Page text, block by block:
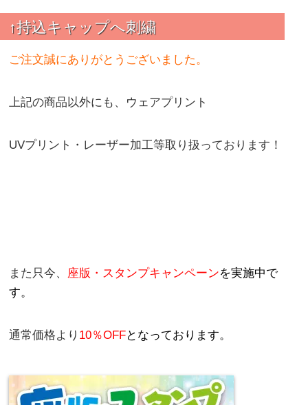
↑持込キャップへ刺繍
ご注文誠にありがとうございました。
上記の商品以外にも、ウェアプリント
UVプリント・レーザー加工等取り扱っております！
また只今、 座版・スタンプキャンペーンを実施中で
す。
通常価格より 10％OFFとなっております。